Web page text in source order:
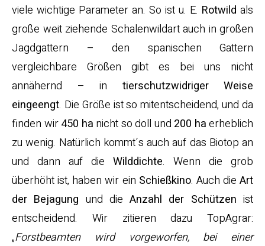
viele wichtige Parameter an. So ist u. E. Rotwild als
große weit ziehende Schalenwildart auch in großen
Jagdgattern – den spanischen Gattern
vergleichbare Größen gibt es bei uns nicht
annähernd – in tierschutzwidriger Weise
eingeengt. Die Größe ist so mitentscheidend, und da
finden wir450 ha nicht so doll und 200 haerheblich
zu wenig. Natürlich kommt´s auch auf das Biotop an
und dann auf die Wilddichte. Wenn die grob
überhöht ist, haben wir ein Schießkino. Auch die Art
der Bejagung und dieAnzahl der Schützenist
entscheidend. Wir zitieren dazu TopAgrar:
„Forstbeamten wird vorgeworfen, bei einer